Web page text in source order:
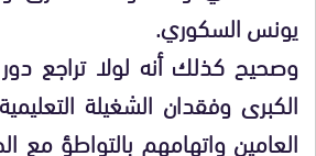
يونس السكوري.
وصحيح كذلك أنه لولا تراجع دور
الكبرى وفقدان الشغيلة
العامين واتهامهم بالتواطؤ مع